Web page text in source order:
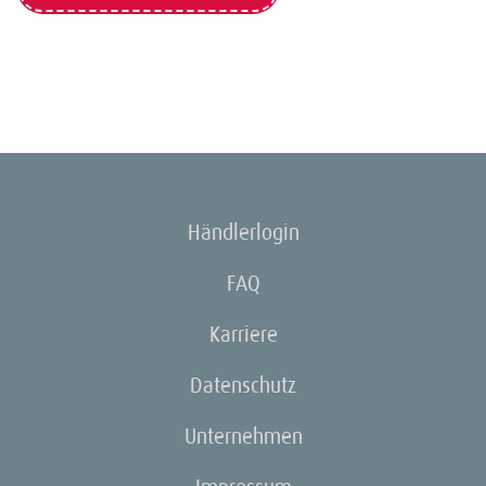
Händlerlogin
FAQ
Karriere
Datenschutz
Unternehmen